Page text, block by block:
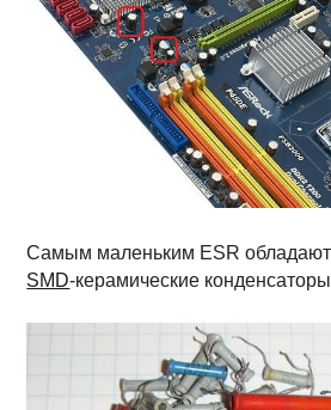
Самым маленьким ESR обладают
SMD-керамические конденсаторы